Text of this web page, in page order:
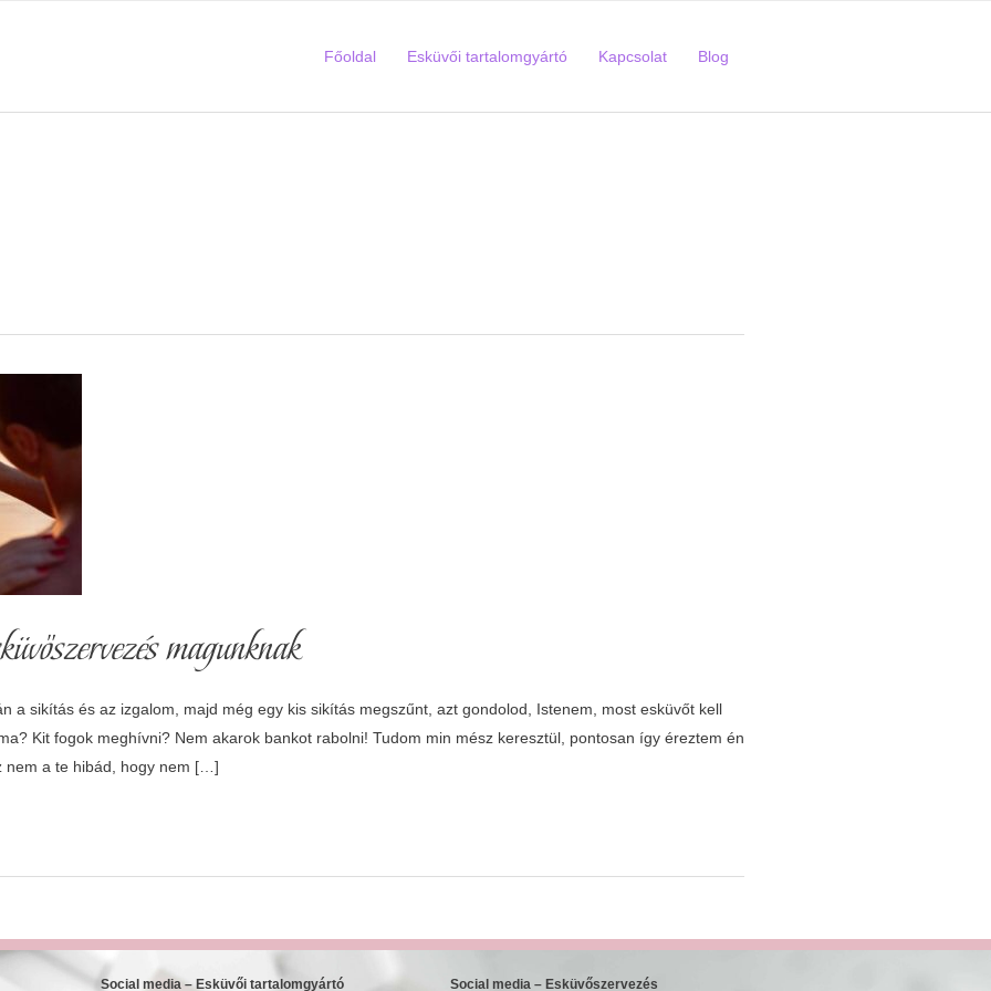
Főoldal Esküvői tartalomgyártó Kapcsolat Blog
magunknak
a sikítás és az izgalom, majd még egy kis sikítás megszűnt, azt gondolod, Istenem, most esküvőt kell
Kit fogok meghívni? Nem akarok bankot rabolni! Tudom min mész keresztül, pontosan így éreztem én
nem a te hibád, hogy nem […]
Social media – Esküvői tartalomgyártó Social media – Esküvőszervezés